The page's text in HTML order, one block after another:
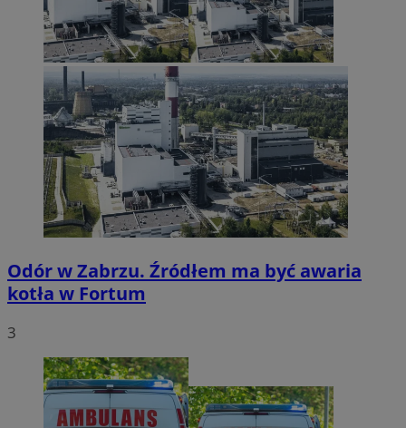
Odór w Zabrzu. Źródłem ma być awaria
kotła w Fortum
3